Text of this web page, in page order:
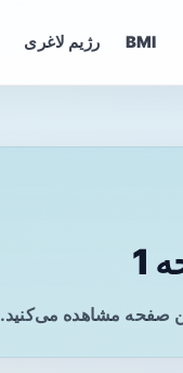
BMI رژیم لاغری
1
صفحه مشاهده می‌کنید.